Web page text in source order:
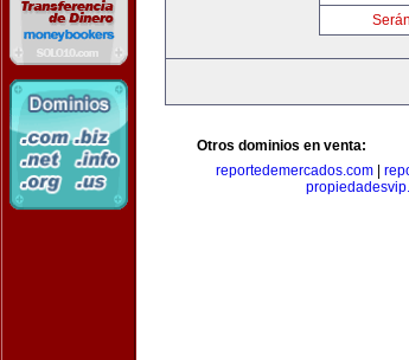
Otros dominios en venta:
reportedemercados.com